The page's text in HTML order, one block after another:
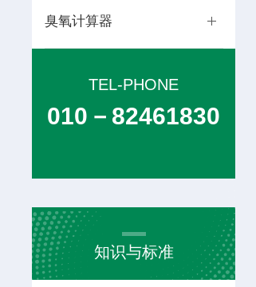
臭氧计算器
TEL-PHONE
010－82461830
知识与标准